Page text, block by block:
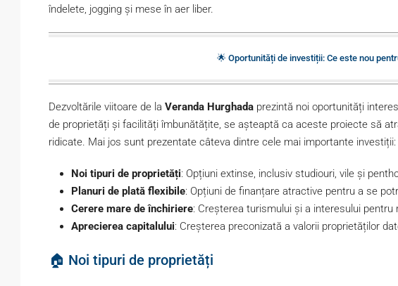
îndelete, jogging și mese în aer liber.
🌟 Oportunități de investiții: Ce este nou
Dezvoltările viitoare de la Veranda Hurghada prezintă noi oportunități
de proprietăți și facilități îmbunătățite, se așteaptă ca aceste proiecte să
ridicate. Mai jos sunt prezentate câteva dintre cele mai importante investiții:
Noi tipuri de proprietăți: Opțiuni extinse, inclusiv studiouri, vile și
Planuri de plată flexibile: Opțiuni de finanțare atractive pentru a se
Cerere mare de închiriere: Creșterea turismului și a interesului pentru
Aprecierea capitalului: Creșterea preconizată a valorii proprietăților
🏠 Noi tipuri de proprietăți